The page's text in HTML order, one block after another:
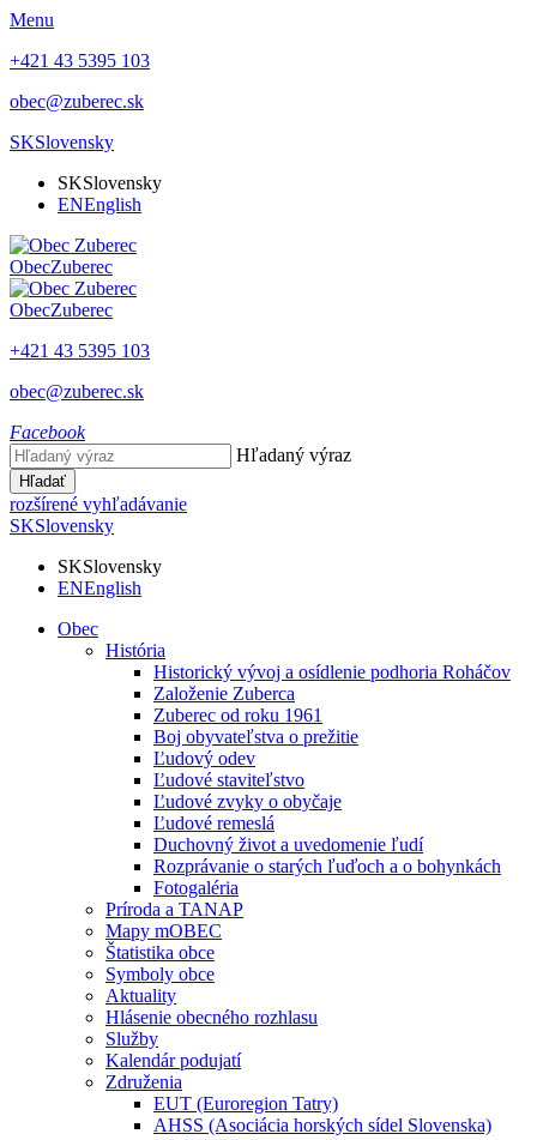
Menu
+421 43 5395 103
obec@zuberec.sk
SKSlovensky
SKSlovensky
ENEnglish
ObecZuberec
ObecZuberec
+421 43 5395 103
obec@zuberec.sk
Facebook
Hľadaný výraz
Hľadať
rozšírené vyhľadávanie
SKSlovensky
SKSlovensky
ENEnglish
Obec
História
Historický vývoj a osídlenie podhoria Roháčov
Založenie Zuberca
Zuberec od roku 1961
Boj obyvateľstva o prežitie
Ľudový odev
Ľudové staviteľstvo
Ľudové zvyky o obyčaje
Ľudové remeslá
Duchovný život a uvedomenie ľudí
Rozprávanie o starých ľuďoch a o bohynkách
Fotogaléria
Príroda a TANAP
Mapy mOBEC
Štatistika obce
Symboly obce
Aktuality
Hlásenie obecného rozhlasu
Služby
Kalendár podujatí
Združenia
EUT (Euroregion Tatry)
AHSS (Asociácia horských sídel Slovenska)